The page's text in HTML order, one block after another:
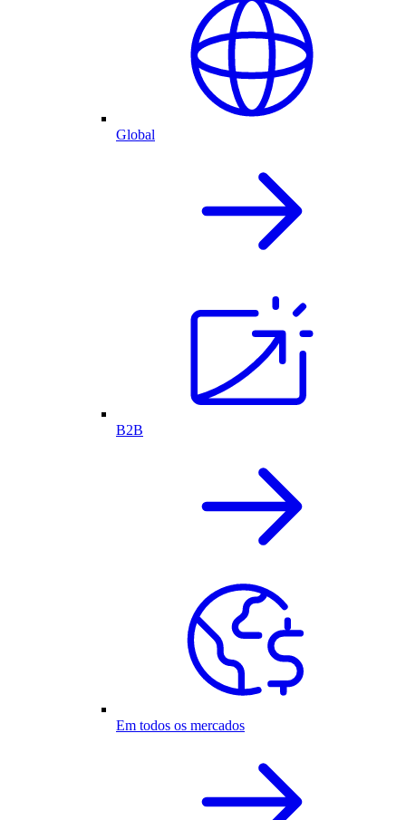
Global
B2B
Em todos os mercados